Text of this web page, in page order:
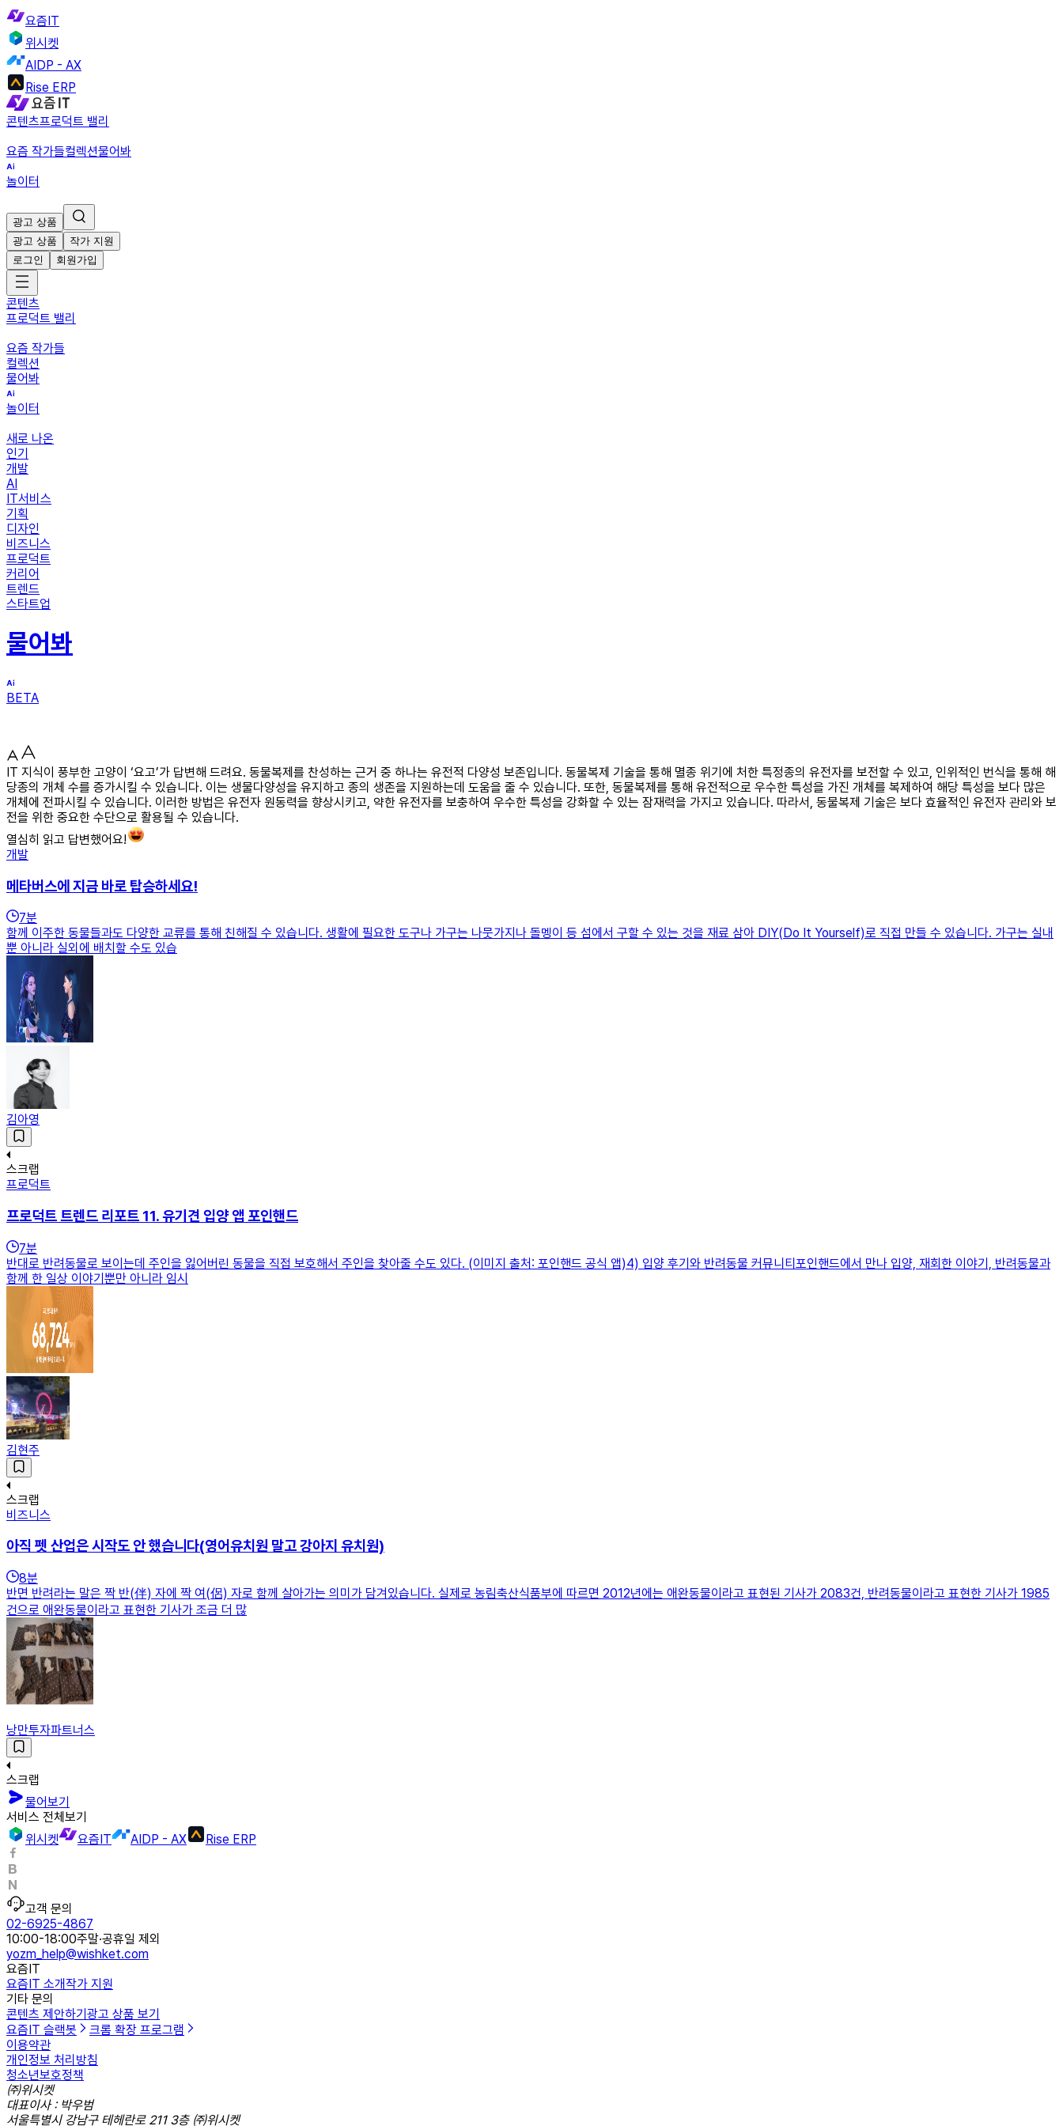
요즘IT
위시켓
AIDP - AX
Rise ERP
콘텐츠프로덕트 밸리
요즘 작가들컬렉션물어봐
놀이터
광고 상품
광고 상품
작가 지원
로그인
회원가입
콘텐츠
프로덕트 밸리
요즘 작가들
컬렉션
물어봐
놀이터
새로 나온
인기
개발
AI
IT서비스
기획
디자인
비즈니스
프로덕트
커리어
트렌드
스타트업
물어봐
BETA
IT 지식이 풍부한 고양이 ‘요고’가 답변해 드려요. 동물복제를 찬성하는 근거 중 하나는 유전적 다양성 보존입니다. 동물복제 기술을 통해 멸종 위기에 처한 특정종의 유전자를 보전할 수 있고, 인위적인 번식을 통해 해
당종의 개체 수를 증가시킬 수 있습니다. 이는 생물다양성을 유지하고 종의 생존을 지원하는데 도움을 줄 수 있습니다. 또한, 동물복제를 통해 유전적으로 우수한 특성을 가진 개체를 복제하여 해당 특성을 보다 많은
개체에 전파시킬 수 있습니다. 이러한 방법은 유전자 원동력을 향상시키고, 약한 유전자를 보충하여 우수한 특성을 강화할 수 있는 잠재력을 가지고 있습니다. 따라서, 동물복제 기술은 보다 효율적인 유전자 관리와 보
전을 위한 중요한 수단으로 활용될 수 있습니다.
열심히 읽고 답변했어요!
개발
메타버스에 지금 바로 탑승하세요!
7분
함께 이주한 동물들과도 다양한 교류를 통해 친해질 수 있습니다. 생활에 필요한 도구나 가구는 나뭇가지나 돌멩이 등 섬에서 구할 수 있는 것을 재료 삼아 DIY(Do It Yourself)로 직접 만들 수 있습니다. 가구는 실내
뿐 아니라 실외에 배치할 수도 있습
김아영
스크랩
프로덕트
프로덕트 트렌드 리포트 11. 유기견 입양 앱 포인핸드
7분
반대로 반려동물로 보이는데 주인을 잃어버린 동물을 직접 보호해서 주인을 찾아줄 수도 있다. (이미지 출처: 포인핸드 공식 앱)4) 입양 후기와 반려동물 커뮤니티포인핸드에서 만나 입양, 재회한 이야기, 반려동물과
함께 한 일상 이야기뿐만 아니라 임시
김현주
스크랩
비즈니스
아직 펫 산업은 시작도 안 했습니다(영어유치원 말고 강아지 유치원)
8분
반면 반려라는 말은 짝 반(伴) 자에 짝 여(侶) 자로 함께 살아가는 의미가 담겨있습니다. 실제로 농림축산식품부에 따르면 2012년에는 애완동물이라고 표현된 기사가 2083건, 반려동물이라고 표현한 기사가 1985
건으로 애완동물이라고 표현한 기사가 조금 더 많
낭만투자파트너스
스크랩
물어보기
서비스 전체보기
위시켓
요즘IT AIDP - AX Rise ERP
고객 문의
02-6925-4867
10:00-18:00주말·공휴일 제외
yozm_help@wishket.com
요즘IT
요즘IT 소개작가 지원
기타 문의
콘텐츠 제안하기 광고 상품 보기
요즘IT 슬랙봇
크롬 확장 프로그램
이용약관
개인정보 처리방침
청소년보호정책
㈜위시켓
대표이사 : 박우범
서울특별시 강남구 테헤란로 211 3층 ㈜위시켓